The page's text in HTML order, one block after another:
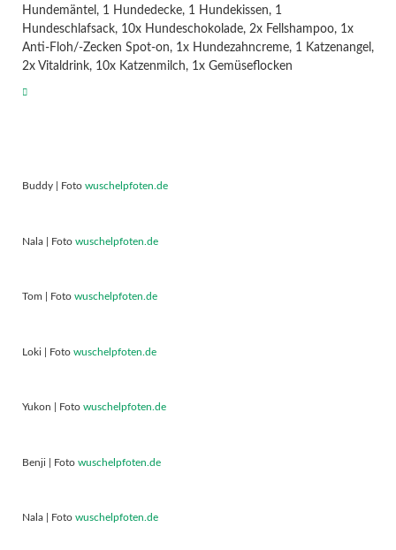
Hundemäntel, 1 Hundedecke, 1 Hundekissen, 1
Hundeschlafsack, 10x Hundeschokolade, 2x Fellshampoo, 1x
Anti-Floh/-Zecken Spot-on, 1x Hundezahncreme, 1 Katzenangel,
2x Vitaldrink, 10x Katzenmilch, 1x Gemüseflocken
Buddy | Foto wuschelpfoten.de
Nala | Foto wuschelpfoten.de
Tom | Foto wuschelpfoten.de
Loki | Foto wuschelpfoten.de
Yukon | Foto wuschelpfoten.de
Benji | Foto wuschelpfoten.de
Nala | Foto wuschelpfoten.de